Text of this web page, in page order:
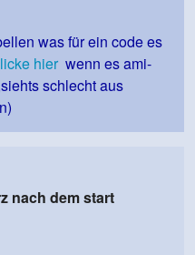
was für ein code es
hier wenn es ami-
schlecht aus
nach dem start